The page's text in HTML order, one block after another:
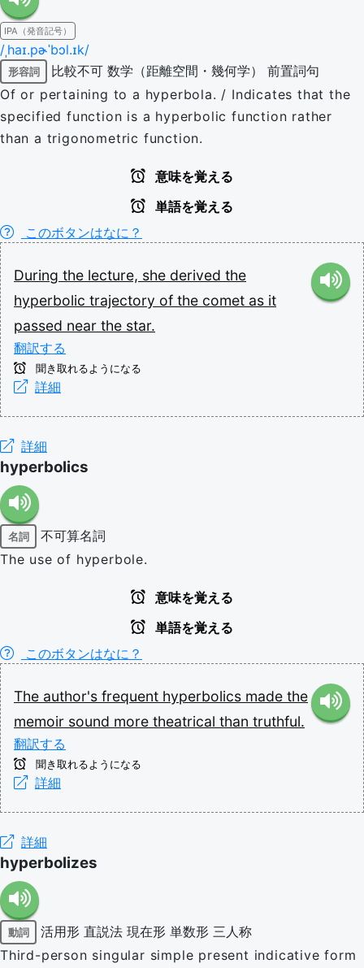
IPA（発音記号）
/ˌhaɪ.pɚˈbɔl.ɪk/
形容詞 比較不可 数学（距離空間・幾何学）
前置詞句
Of or pertaining to a hyperbola. / Indicates that the
specified function is a hyperbolic function rather
than a trigonometric function.
意味を覚える
単語を覚える
このボタンはなに？
During the lecture, she derived the
hyperbolic trajectory of the comet as it
passed near the star.
翻訳する
聞き取れるようになる
詳細
詳細
hyperbolics
名詞
不可算名詞
The use of hyperbole.
意味を覚える
単語を覚える
このボタンはなに？
The author's frequent hyperbolics made the
memoir sound more theatrical than truthful.
翻訳する
聞き取れるようになる
詳細
詳細
hyperbolizes
動詞 活用形 直説法 現在形 単数形 三人称
Third-person singular simple present indicative form